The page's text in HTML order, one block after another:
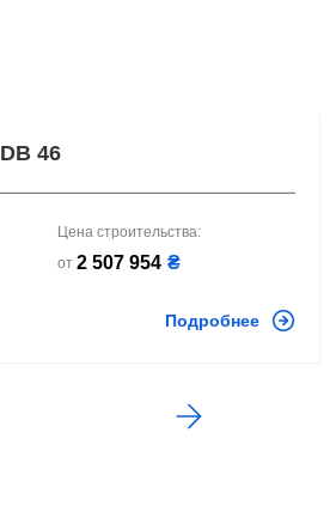
DB 46
Цена строительства:
от 2 507 954 ₴
Подробнее